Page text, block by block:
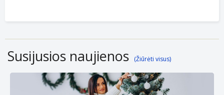
Susijusios naujienos (Žiūrėti visus)